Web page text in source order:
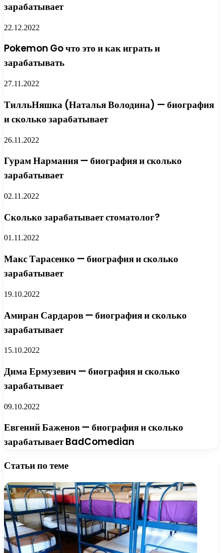
зарабатывает
22.12.2022
Pokemon Go что это и как играть и
зарабатывать
27.11.2022
ТилльНяшка (Наталья Володина) — биография
и сколько зарабатывает
26.11.2022
Гурам Нармания — биография и сколько
зарабатывает
02.11.2022
Сколько зарабатывает стоматолог?
01.11.2022
Макс Тарасенко — биография и сколько
зарабатывает
19.10.2022
Амиран Сардаров — биография и сколько
зарабатывает
15.10.2022
Дима Ермузевич — биография и сколько
зарабатывает
09.10.2022
Евгений Баженов — биография и сколько
зарабатывает BadComedian
Статьи по теме